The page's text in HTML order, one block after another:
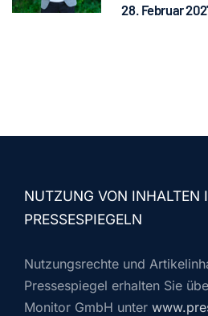
28. Februar
NUTZUNG VON INHALTEN
PRESSESPIEGELN
Nutzungsrechte und
Pressespiegel erhalten Sie
Monitor GmbH unter